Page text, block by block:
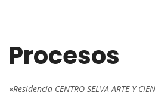
Procesos
«Residencia CENTRO SELVA ARTE Y